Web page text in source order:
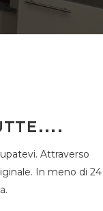
Attraverso
In meno di 24